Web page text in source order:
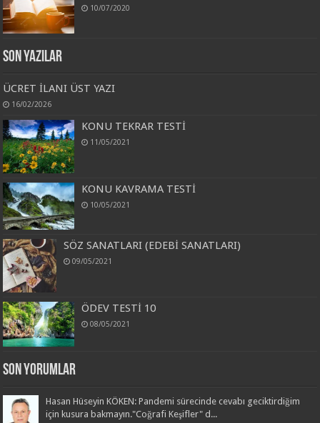
10/07/2020
Son Yazılar
ÜCRET İLANI ÜST YAZI
16/02/2026
KONU TEKRAR TESTİ
11/05/2021
KONU KAVRAMA TESTİ
10/05/2021
SÖZ SANATLARI (EDEBİ SANATLARI)
09/05/2021
ÖDEV TESTİ 10
08/05/2021
Son Yorumlar
Hasan Hüseyin KÖKEN: Pandemi sürecinde cevabı geciktirdiğim
için kusura bakmayın."Coğrafi Keşifler" d...